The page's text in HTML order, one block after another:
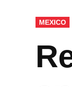
PUBLICADO
EN
MEXICO